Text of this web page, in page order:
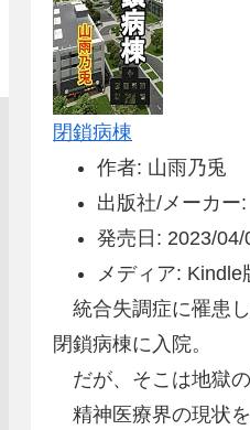
閉鎖病棟
作者: 山雨乃兎
出版社/メーカー:
発売日: 2023/04/
メディア: Kindle
統合失調症に罹患
閉鎖病棟に入院。
だが、そこは地獄の
精神医療界の現状を